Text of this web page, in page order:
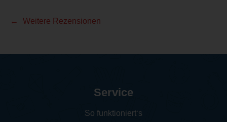
Weitere Rezensionen
Service
So funktioniert‘s